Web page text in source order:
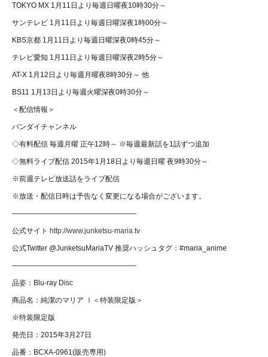
TOKYO MX 1月11日より毎週日曜夜10時30分～
サンテレビ 1月11日より毎週日曜深夜1時00分～
KBS京都 1月11日より毎週日曜深夜0時45分～
テレビ愛知 1月11日より毎週日曜深夜2時5分～
AT-X 1月12日より毎週月曜夜8時30分～ 他
BS11 1月13日より毎週火曜深夜0時30分～
＜配信情報＞
バンダイチャンネル
◇有料配信 毎週月曜 正午12時～ ※毎週最新話を1話ずつ追加
◇無料ライブ配信 2015年1月18日より毎週日曜 夜9時30分～
※前週テレビ放送話をライブ配信
※放送・配信日時は予告なく変更になる場合がございます。
—————————————————-
公式サイト http://www.junketsu-maria.tv
公式Twitter @JunketsuMariaTV 推奨ハッシュタグ：#maria_anime
—————————————————-
品姿：Blu-ray Disc
商品名：純潔のマリア Ⅰ＜特装限定版＞
※特装限定版
発売日：2015年3月27日
品番：BCXA-0961(販売専用)